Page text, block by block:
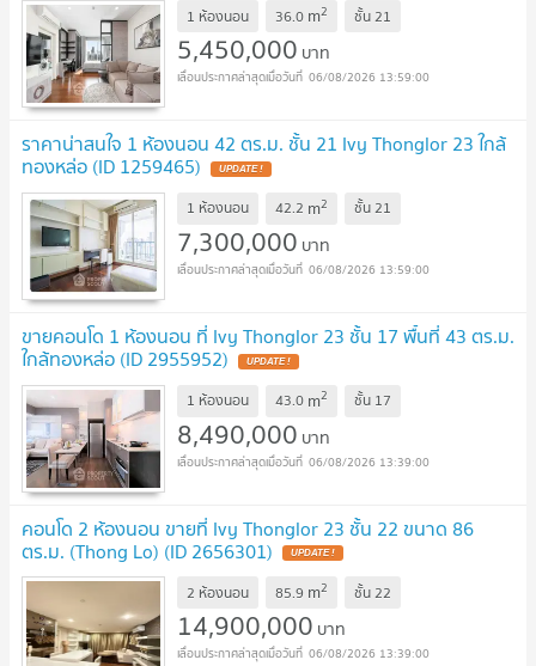
1 ห้องนอน 36.0 m2 ชั้น21
5,450,000 บาท
06/08/2026 13:59:00
ราคาน่าสนใจ 1 ห้องนอน 42 ตร.ม. ชั้น 21 Ivy Thonglor 23 ใกล้
ทองหล่อ (ID 1259465) UPDATE !
1 ห้องนอน 42.2 m2 ชั้น21
7,300,000 บาท
06/08/2026 13:59:00
ขายคอนโด 1 ห้องนอน ที่ Ivy Thonglor 23 ชั้น 17 พื้นที่ 43 ตร.ม.
ใกล้ทองหล่อ (ID 2955952) UPDATE !
1 ห้องนอน 43.0 m2 ชั้น 17
8,490,000 บาท
06/08/2026 13:39:00
คอนโด 2 ห้องนอน ขายที่ Ivy Thonglor 23 ชั้น 22 ขนาด 86
ตร.ม. (Thong Lo) (ID 2656301) UPDATE !
2 ห้องนอน 85.9 m2 ชั้น22
14,900,000 บาท
06/08/2026 13:39:00